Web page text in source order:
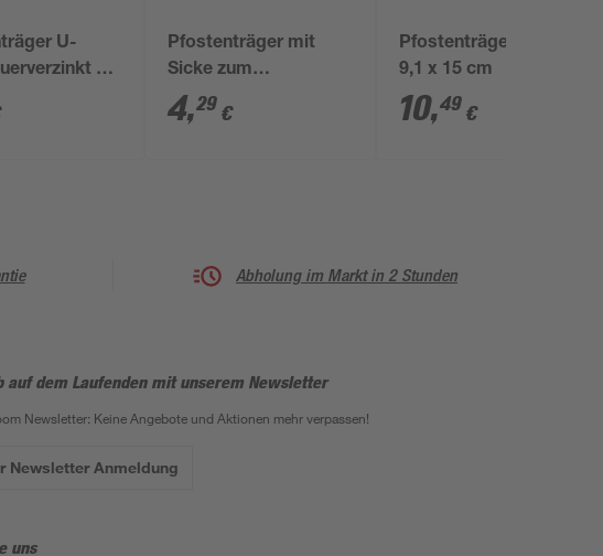
U-
8,1
Pfostenträger mit
Sicke zum
Aufschrauben 7,1 x 15
x 6 cm
4,29 €
Pfostenträger 9,1 x
9,1 x 15 cm
10,49 €
Abholung im Markt in 2 Stunden
auf dem Laufenden mit unserem Newsletter
Newsletter: Keine Angebote und Aktionen mehr verpassen!
Newsletter Anmeldung
uns